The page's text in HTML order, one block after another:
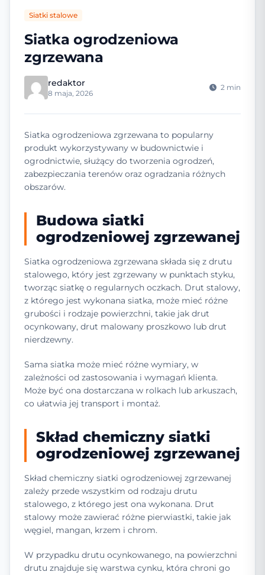
Siatki stalowe
Siatka ogrodzeniowa
zgrzewana
redaktor
8 maja, 2026
2 min
Siatka ogrodzeniowa zgrzewana to popularny
produkt wykorzystywany w budownictwie i
ogrodnictwie, służący do tworzenia ogrodzeń,
zabezpieczania terenów oraz ogradzania różnych
obszarów.
Budowa siatki
ogrodzeniowej zgrzewanej
Siatka ogrodzeniowa zgrzewana składa się z drutu
stalowego, który jest zgrzewany w punktach styku,
tworząc siatkę o regularnych oczkach. Drut stalowy,
z którego jest wykonana siatka, może mieć różne
grubości i rodzaje powierzchni, takie jak drut
ocynkowany, drut malowany proszkowo lub drut
nierdzewny.
Sama siatka może mieć różne wymiary, w
zależności od zastosowania i wymagań klienta.
Może być ona dostarczana w rolkach lub arkuszach,
co ułatwia jej transport i montaż.
Skład chemiczny siatki
ogrodzeniowej zgrzewanej
Skład chemiczny siatki ogrodzeniowej zgrzewanej
zależy przede wszystkim od rodzaju drutu
stalowego, z którego jest ona wykonana. Drut
stalowy może zawierać różne pierwiastki, takie jak
węgiel, mangan, krzem i chrom.
W przypadku drutu ocynkowanego, na powierzchni
drutu znajduje się warstwa cynku, która chroni go